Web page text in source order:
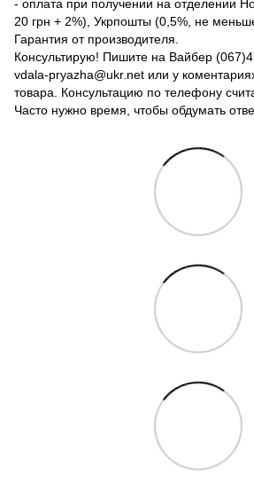
- оплата при получении на отделении
20 грн + 2%), Укрпошты (0,5%, не
Гарантия от производителя.
Консультирую! Пишите на Вайбер
vdala-pryazha@ukr.net или у
товара. Консультацию по телефону
Часто нужно время, чтобы обдумать